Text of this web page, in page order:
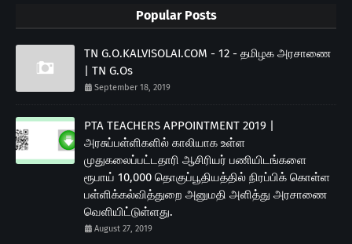
Popular Posts
TN G.O.KALVISOLAI.COM - 12 - தமிழக அரசாணை
| TN G.Os
September 18, 2019
PTA TEACHERS APPOINTMENT 2019 |
அரசுப்பள்ளிகளில் காலியாக உள்ள
முதுகலைப்பட்டதாரி ஆசிரியர் பணியிடங்களை
ரூபாய் 10,000 தொகுப்பூதியத்தில் நிரப்பிக் கொள்ள
பள்ளிக்கல்வித்துறை அனுமதி அளித்து அரசாணை
வெளியிட்டுள்ளது.
August 27, 2019